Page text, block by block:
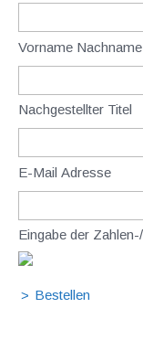
Vorname
Nachgestellter Titel
E-Mail Adresse
Eingabe der